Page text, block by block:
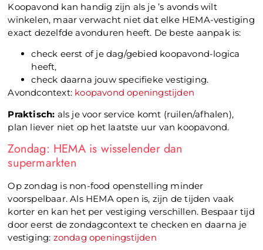
Koopavond kan handig zijn als je ’s avonds wilt
winkelen, maar verwacht niet dat elke HEMA-vestiging
exact dezelfde avonduren heeft. De beste aanpak is:
check eerst of je dag/gebied koopavond-logica
heeft,
check daarna jouw specifieke vestiging.
Avondcontext: koopavond openingstijden
Praktisch: als je voor service komt (ruilen/afhalen),
plan liever niet op het laatste uur van koopavond.
Zondag: HEMA is wisselender dan
supermarkten
Op zondag is non-food openstelling minder
voorspelbaar. Als HEMA open is, zijn de tijden vaak
korter en kan het per vestiging verschillen. Bespaar tijd
door eerst de zondagcontext te checken en daarna je
vestiging: zondag openingstijden